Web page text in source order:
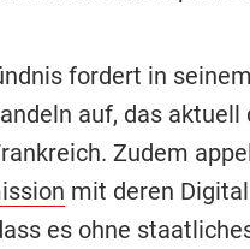
fordert in
auf, das
Zudem
mit deren
es ohne